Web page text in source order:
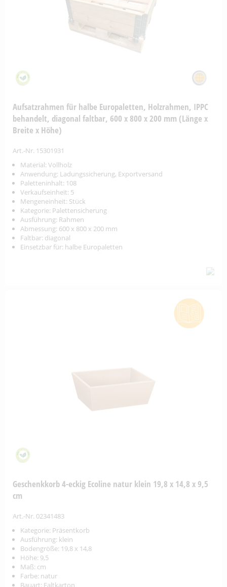
Aufsatzrahmen für halbe Europaletten, Holzrahmen, IPPC
behandelt, diagonal faltbar, 600 x 800 x 200 mm (Länge x
Breite x Höhe)
Art.-Nr. 15301931
Material: Vollholz
Anwendung: Ladungssicherung, Exportversand
Paletteninhalt: 108
Verkaufseinheit: 5
Mengeneinheit: Stück
Kategorie: Palettensicherung
Ausführung: Rahmen
Abmessung: 600 x 800 x 200 mm
Faltbar: diagonal
Einsetzbar für: halbe Europaletten
Geschenkkorb 4-eckig Ecoline natur klein 19,8 x 14,8 x 9,5
cm
Art.-Nr. 02341483
Kategorie: Präsentkorb
Ausführung: klein
Bodengröße: 19,8 x 14,8
Höhe: 9,5
Maß: cm
Farbe: natur
Bauart: Faltkarton